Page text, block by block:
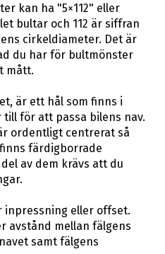
kan ha "5×112" eller
bultar och 112 är siffran
cirkeldiameter. Det är
du har för bultmönster
mått.
är ett hål som finns i
för att passa bilens nav.
ordentligt centrerat så
färdigborrade
av dem krävs att du
inpressning eller offset.
avstånd mellan fälgens
samt fälgens